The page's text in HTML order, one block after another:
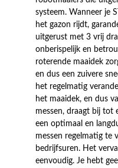
systeem. Wanneer je
het gazon rijdt,
uitgerust met 3 vrij
onberispelijk en
roterende maaidek
en dus een zuivere
het regelmatig
het maaidek, en dus
messen, draagt bij tot
een optimaal en
messen regelmatig te
bedrijfsuren. Het
eenvoudig. Je hebt